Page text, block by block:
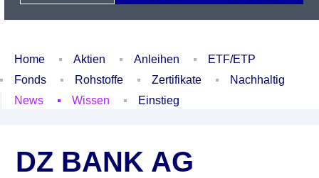
Xetra Realtime
Watchlist Portfolio Login
Home Aktien Anleihen
ETF/ETP
Fonds
Rohstoffe Zertifikate
Nachhaltig
News
Wissen Einstieg
DZ BANK AG